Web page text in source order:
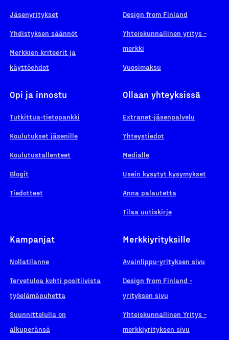
Jäsenyritykset
Yhdistyksen säännöt
Merkkien kriteerit ja
käyttöehdot
Design from Finland
Yhteiskunnallinen yritys -
merkki
Vuosimaksu
Opi ja innostu
Tutkittua-tietopankki
Koulutukset jäsenille
Koulutustallenteet
Blogit
Tiedotteet
Ollaan yhteyksissä
Extranet-jäsenpalvelu
Yhteystiedot
Medialle
Usein kysytyt kysymykset
Anna palautetta
Tilaa uutiskirje
Kampanjat
Nollatilanne
Tervetuloa kohti positiivista
työelämäpuhetta
Suunnittelulla on
alkuperänsä
Merkkiyrityksille
Avainlippu-yrityksen sivu
Design from Finland -
yrityksen sivu
Yhteiskunnallinen Yritys -
merkkiyrityksen sivu